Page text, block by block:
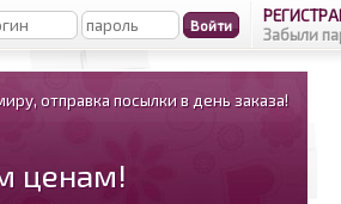
Забыли
отправка посылки в день заказа!
ценам!